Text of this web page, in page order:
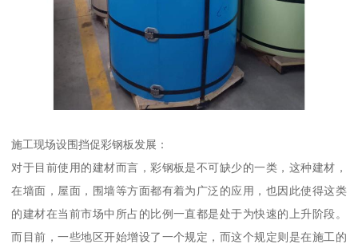
施工现场设围挡促彩钢板发展：
对于目前使用的建材而言，彩钢板是不可缺少的一类，这种建材，
在墙面，屋面，围墙等方面都有着为广泛的应用，也因此使得这类
的建材在当前市场中所占的比例一直都是处于为快速的上升阶段。
而目前，一些地区开始增设了一个规定，而这个规定则是在施工的